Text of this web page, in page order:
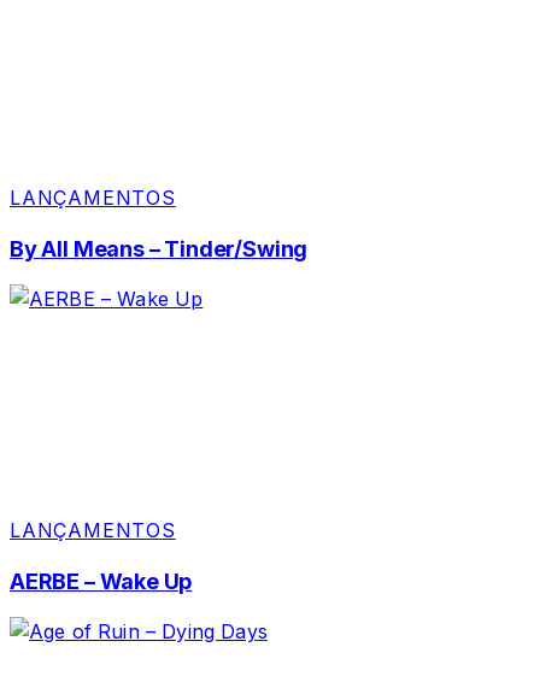
LANÇAMENTOS
By All Means – Tinder/Swing
LANÇAMENTOS
AERBE – Wake Up